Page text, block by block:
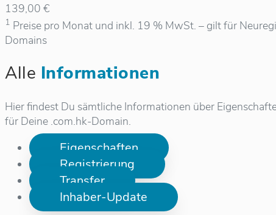
139,00 €
1 Preise pro Monat und inkl. 19 % MwSt. – gilt für
Domains
Alle Informationen
Hier findest Du sämtliche Informationen über
für Deine .com.hk-Domain.
Eigenschaften
Registrierung
Transfer
Inhaber-Update